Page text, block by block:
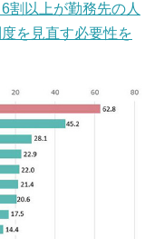
割以上が勤務先の人
を見直す必要性を